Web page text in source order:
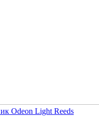
Odeon Light Reeds